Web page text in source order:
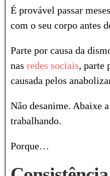
É provável passar
com o seu corpo antes
Parte por causa da
nas redes sociais, parte
causada pelos
Não desanime. Abaixe
trabalhando.
Porque…